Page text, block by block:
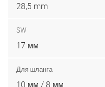
28,5 mm
SW
17 мм
Для шланга
10 мм / 8 мм